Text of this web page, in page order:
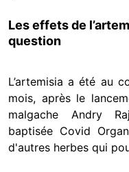
Les effets de
question
L’artemisia a été au
mois, après le
malgache Andry
baptisée Covid
d'autres herbes qui